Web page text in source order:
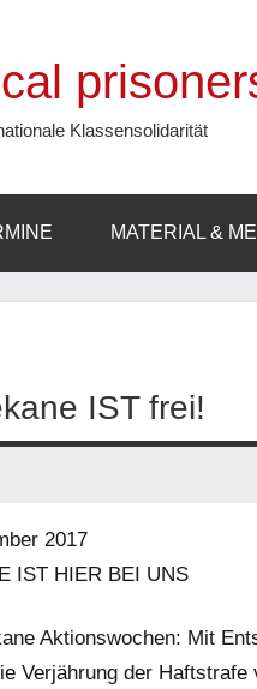
Klassensolidarität
MATERIAL &
IST frei!
2017
IST HIER BEI UNS
Aktionswochen: Mit
Verjährung der